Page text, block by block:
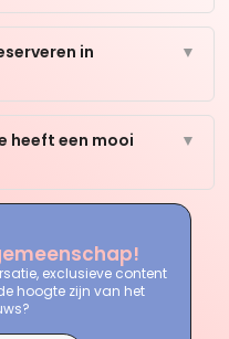
in
▼
heeft een mooi
▼
exclusieve content
hoogte zijn van het